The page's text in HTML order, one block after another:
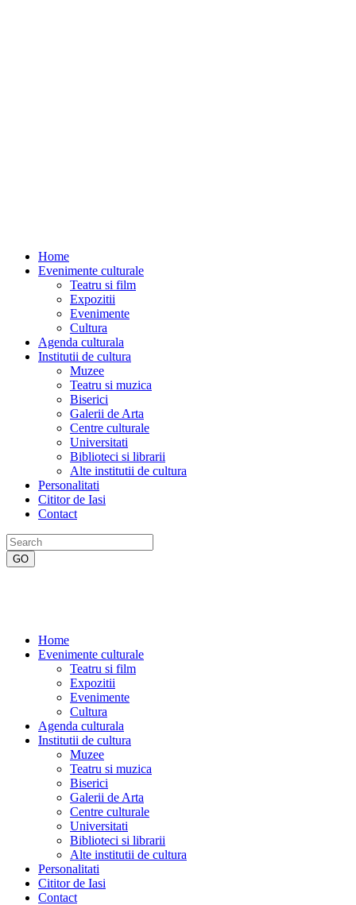
Home
Evenimente culturale
Teatru si film
Expozitii
Evenimente
Cultura
Agenda culturala
Institutii de cultura
Muzee
Teatru si muzica
Biserici
Galerii de Arta
Centre culturale
Universitati
Biblioteci si librarii
Alte institutii de cultura
Personalitati
Cititor de Iasi
Contact
Home
Evenimente culturale
Teatru si film
Expozitii
Evenimente
Cultura
Agenda culturala
Institutii de cultura
Muzee
Teatru si muzica
Biserici
Galerii de Arta
Centre culturale
Universitati
Biblioteci si librarii
Alte institutii de cultura
Personalitati
Cititor de Iasi
Contact